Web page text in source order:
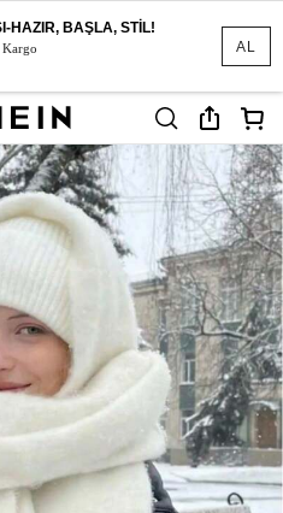
AL
HAZIR, BAŞLA, STİL!